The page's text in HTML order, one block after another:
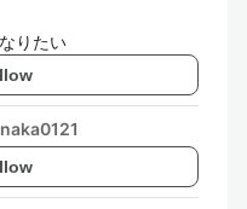
りたい